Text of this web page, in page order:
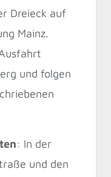
Dreieck auf
Mainz.
und folgen
: In der
und den